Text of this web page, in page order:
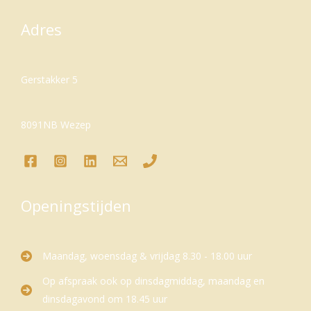
Adres
Gerstakker 5
8091NB Wezep
Openingstijden
Maandag, woensdag & vrijdag 8.30 - 18.00 uur
Op afspraak ook op dinsdagmiddag, maandag en
dinsdagavond om 18.45 uur